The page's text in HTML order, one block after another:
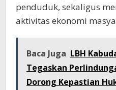
penduduk, sekaligus
aktivitas ekonomi
Baca Juga LBH
Tegaskan
Dorong Kepastian